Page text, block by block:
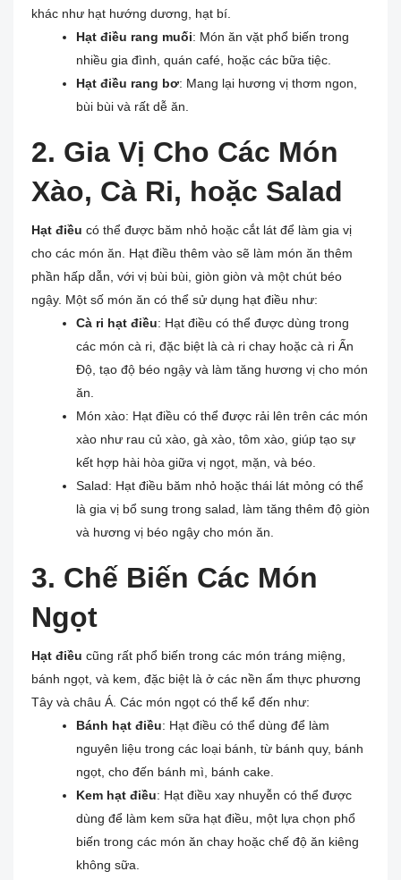
khác như hạt hướng dương, hạt bí.
Hạt điều rang muối: Món ăn vặt phổ biến trong
nhiều gia đình, quán café, hoặc các bữa tiệc.
Hạt điều rang bơ: Mang lại hương vị thơm ngon,
bùi bùi và rất dễ ăn.
2. Gia Vị Cho Các Món
Xào, Cà Ri, hoặc Salad
Hạt điều có thể được băm nhỏ hoặc cắt lát để làm gia vị
cho các món ăn. Hạt điều thêm vào sẽ làm món ăn thêm
phần hấp dẫn, với vị bùi bùi, giòn giòn và một chút béo
ngậy. Một số món ăn có thể sử dụng hạt điều như:
Cà ri hạt điều: Hạt điều có thể được dùng trong
các món cà ri, đặc biệt là cà ri chay hoặc cà ri Ấn
Độ, tạo độ béo ngậy và làm tăng hương vị cho món
ăn.
Món xào: Hạt điều có thể được rải lên trên các món
xào như rau củ xào, gà xào, tôm xào, giúp tạo sự
kết hợp hài hòa giữa vị ngọt, mặn, và béo.
Salad: Hạt điều băm nhỏ hoặc thái lát mỏng có thể
là gia vị bổ sung trong salad, làm tăng thêm độ giòn
và hương vị béo ngậy cho món ăn.
3. Chế Biến Các Món
Ngọt
Hạt điều cũng rất phổ biến trong các món tráng miệng,
bánh ngọt, và kem, đặc biệt là ở các nền ẩm thực phương
Tây và châu Á. Các món ngọt có thể kể đến như:
Bánh hạt điều: Hạt điều có thể dùng để làm
nguyên liệu trong các loại bánh, từ bánh quy, bánh
ngọt, cho đến bánh mì, bánh cake.
Kem hạt điều: Hạt điều xay nhuyễn có thể được
dùng để làm kem sữa hạt điều, một lựa chọn phổ
biến trong các món ăn chay hoặc chế độ ăn kiêng
không sữa.